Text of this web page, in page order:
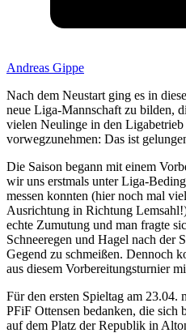
Andreas Gippe
Nach dem Neustart ging es in
neue Liga-Mannschaft zu bilden,
vielen Neulinge in den
vorwegzunehmen: Das ist
Die Saison begann mit einem
wir uns erstmals unter Liga-
messen konnten (hier noch mal
Ausrichtung in Richtung
echte Zumutung und man fragte
Schneeregen und Hagel nach der
Gegend zu schmeißen. Dennoch
aus diesem Vorbereitungsturnier
Für den ersten Spieltag am 23.04.
PFiF Ottensen bedanken, die sich
auf dem Platz der Republik in